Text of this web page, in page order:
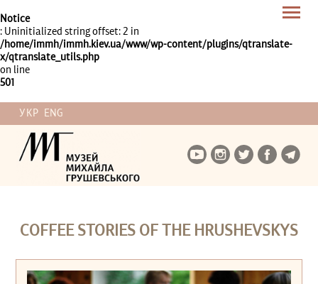
Notice
: Uninitialized string offset: 2 in
/home/immh/immh.kiev.ua/www/wp-content/plugins/qtranslate-
x/qtranslate_utils.php
on line
501
УКР ENG
COFFEE STORIES OF THE HRUSHEVSKYS